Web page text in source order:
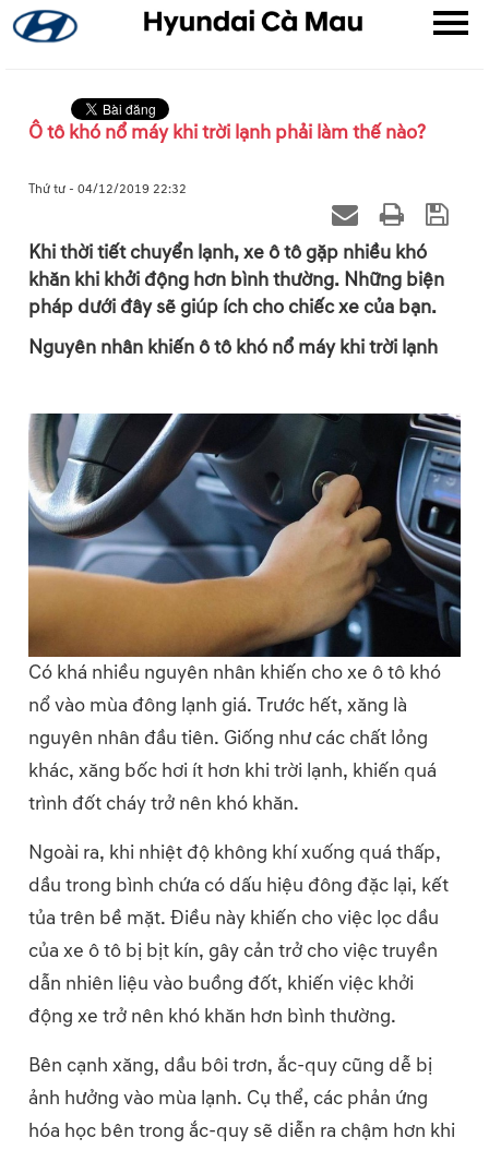
Ô tô khó nổ máy khi trời lạnh phải làm thế nào?
Thứ tư - 04/12/2019 22:32
Khi thời tiết chuyển lạnh, xe ô tô gặp nhiều khó
khăn khi khởi động hơn bình thường. Những biện
pháp dưới đây sẽ giúp ích cho chiếc xe của bạn.
Nguyên nhân khiến ô tô khó nổ máy khi trời lạnh
Có khá nhiều nguyên nhân khiến cho xe ô tô khó
nổ vào mùa đông lạnh giá. Trước hết, xăng là
nguyên nhân đầu tiên. Giống như các chất lỏng
khác, xăng bốc hơi ít hơn khi trời lạnh, khiến quá
trình đốt cháy trở nên khó khăn.
Ngoài ra, khi nhiệt độ không khí xuống quá thấp,
dầu trong bình chứa có dấu hiệu đông đặc lại, kết
tủa trên bề mặt. Điều này khiến cho việc lọc dầu
của xe ô tô bị bịt kín, gây cản trở cho việc truyền
dẫn nhiên liệu vào buồng đốt, khiến việc khởi
động xe trở nên khó khăn hơn bình thường.
Bên cạnh xăng, dầu bôi trơn, ắc-quy cũng dễ bị
ảnh hưởng vào mùa lạnh. Cụ thể, các phản ứng
hóa học bên trong ắc-quy sẽ diễn ra chậm hơn khi